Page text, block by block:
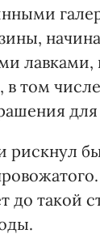
лавками,
том
рискнул
до такой